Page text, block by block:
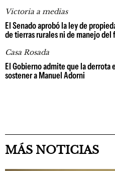
Victoria a medias
El Senado aprobó la ley de
de tierras rurales ni de manejo del
Casa Rosada
El Gobierno admite que la derrota
sostener a Manuel Adorni
MÁS NOTICIAS